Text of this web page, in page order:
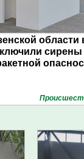
области
сирены